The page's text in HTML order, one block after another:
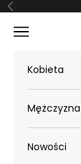
Przejdź do treści
Poprzednie
Menu
Kobieta
Mężczyzna
Nowości